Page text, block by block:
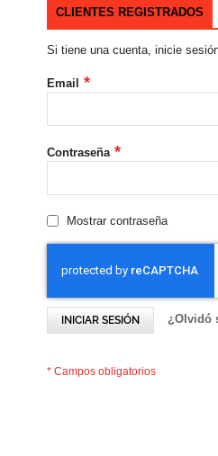
CLIENTES REGISTRADOS
Si tiene una cuenta, inicie
Email
Contraseña
Mostrar contraseña
INICIAR SESIÓN ¿Olvidó